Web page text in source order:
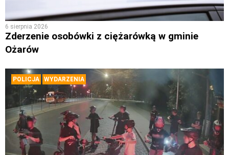
6 sierpnia 2026
Zderzenie osobówki z ciężarówką w gminie
Ożarów
POLICJA WYDARZENIA